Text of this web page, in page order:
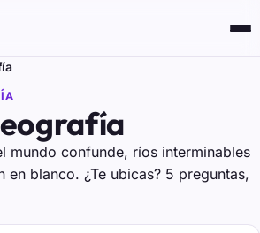
mundo confunde, ríos interminables
en blanco. ¿Te ubicas? 5 preguntas,